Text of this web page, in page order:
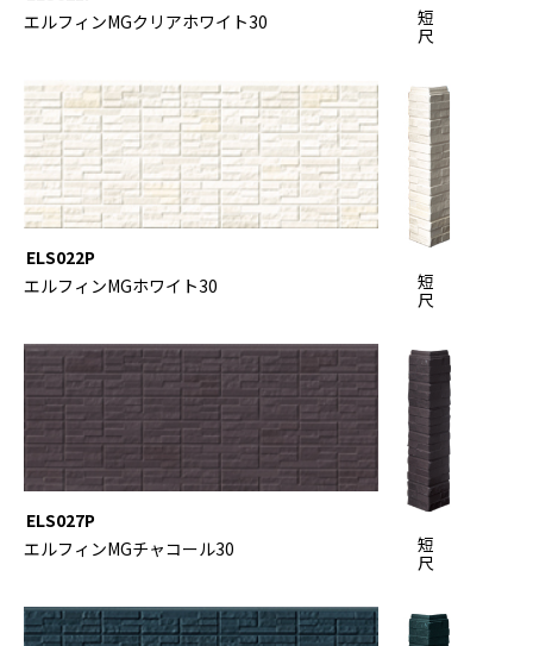
短
尺
エルフィンMGクリアホワイト30
短
尺
ELS022P
エルフィンMGホワイト30
短
尺
ELS027P
エルフィンMGチャコール30